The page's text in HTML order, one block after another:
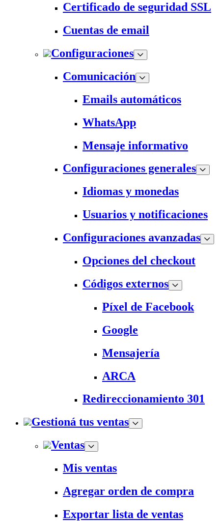
Certificado de seguridad SSL
Cuentas de email
Configuraciones
Comunicación
Emails automáticos
WhatsApp
Mensaje informativo
Configuraciones generales
Idiomas y monedas
Usuarios y notificaciones
Configuraciones avanzadas
Opciones del checkout
Códigos externos
Píxel de Facebook
Google
Mensajería
ARCA
Redireccionamiento 301
Gestioná tus ventas
Ventas
Mis ventas
Agregar orden de compra
Exportar lista de ventas